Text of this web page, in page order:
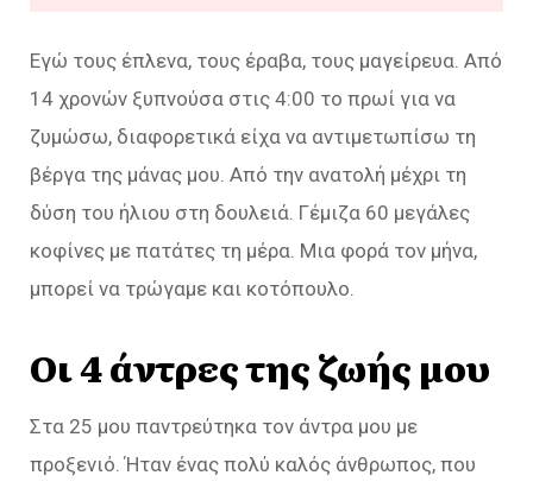
Εγώ τους έπλενα, τους έραβα, τους μαγείρευα. Από
14 χρονών ξυπνούσα στις 4:00 το πρωί για να
ζυμώσω, διαφορετικά είχα να αντιμετωπίσω τη
βέργα της μάνας μου. Από την ανατολή μέχρι τη
δύση του ήλιου στη δουλειά. Γέμιζα 60 μεγάλες
κοφίνες με πατάτες τη μέρα. Μια φορά τον μήνα,
μπορεί να τρώγαμε και κοτόπουλο.
Οι 4 άντρες της ζωής μου
Στα 25 μου παντρεύτηκα τον άντρα μου με
προξενιό. Ήταν ένας πολύ καλός άνθρωπος, που